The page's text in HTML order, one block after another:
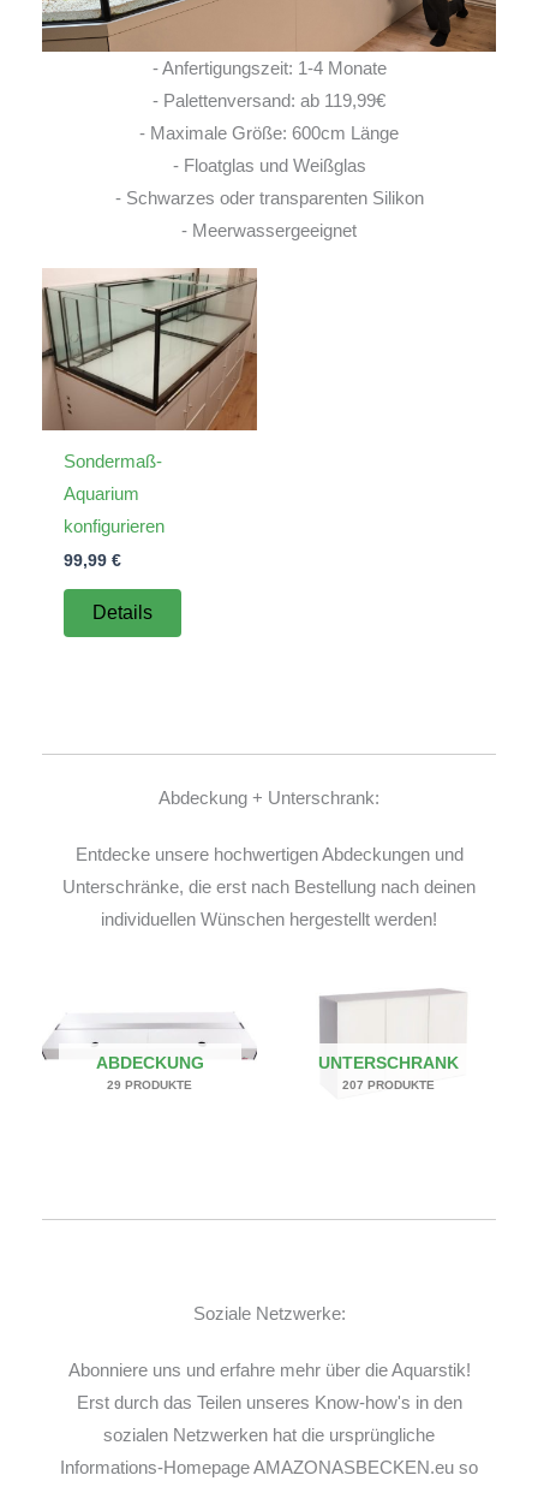
- Anfertigungszeit: 1-4 Monate
- Palettenversand: ab 119,99€
- Maximale Größe: 600cm Länge
- Floatglas und Weißglas
- Schwarzes oder transparenten Silikon
- Meerwassergeeignet
Sondermaß-
Aquarium
konfigurieren
99,99 €
Details
Abdeckung + Unterschrank:
Entdecke unsere hochwertigen Abdeckungen und
Unterschränke, die erst nach Bestellung nach deinen
individuellen Wünschen hergestellt werden!
ABDECKUNG
29 PRODUKTE
UNTERSCHRANK
207 PRODUKTE
Soziale Netzwerke:
Abonniere uns und erfahre mehr über die Aquarstik!
Erst durch das Teilen unseres Know-how's in den
sozialen Netzwerken hat die ursprüngliche
Informations-Homepage AMAZONASBECKEN.eu so